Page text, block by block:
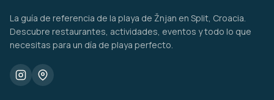
La guía de referencia de la playa de Žnjan en Split, Croacia.
Descubre restaurantes, actividades, eventos y todo lo que
necesitas para un día de playa perfecto.